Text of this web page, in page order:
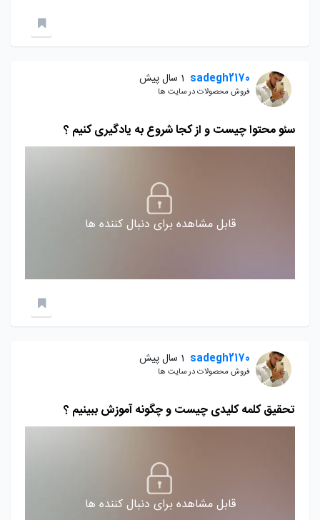
sadegh2170 1 سال پیش
فروش محصولات در سایت ها
سئو محتوا چیست و از کجا شروع به یادگیری کنیم ؟
قابل مشاهده برای دنبال کننده ها
sadegh2170 1 سال پیش
فروش محصولات در سایت ها
تحقیق کلمه کلیدی چیست و چگونه آموزش ببینیم ؟
قابل مشاهده برای دنبال کننده ها